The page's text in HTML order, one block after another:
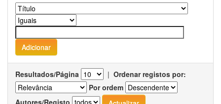
Resultados/Página | Ordenar registos por:
Por ordem
Autores/Registo